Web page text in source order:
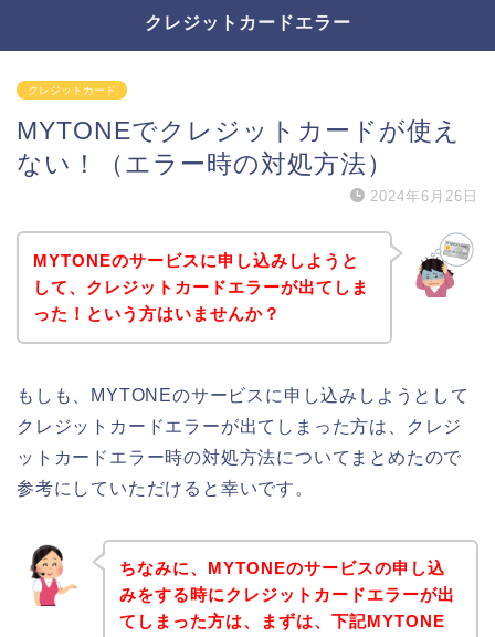
クレジットカードエラー
クレジットカード
MYTONEでクレジットカードが使え
ない！（エラー時の対処方法）
2024年6月26日
MYTONEのサービスに申し込みしようと
して、クレジットカードエラーが出てしま
った！という方はいませんか？
もしも、MYTONEのサービスに申し込みしようとして
クレジットカードエラーが出てしまった方は、クレジ
ットカードエラー時の対処方法についてまとめたので
参考にしていただけると幸いです。
ちなみに、MYTONEのサービスの申し込
みをする時にクレジットカードエラーが出
てしまった方は、まずは、下記MYTONE